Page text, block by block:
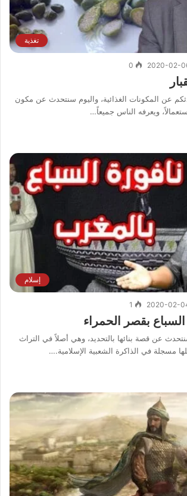
تغذية
2020-02-
0
عن المكونات الغذائية، واليوم سنتحدث عن مكون
ويعرفه الناس جميعاً…
إسلام
2020-02-
1
بقصر الحمراء
عن قصة بنائها بالتحديد، وهي أصلاً في التراث
مسجلة في الذاكرة الشعبية الإسلامية.…